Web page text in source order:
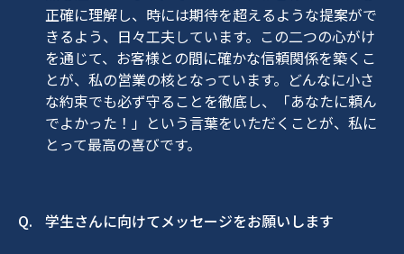
正確に理解し、時には期待を超えるような提案がで
きるよう、日々工夫しています。この二つの心がけ
を通じて、お客様との間に確かな信頼関係を築くこ
とが、私の営業の核となっています。どんなに小さ
な約束でも必ず守ることを徹底し、「あなたに頼ん
でよかった！」という言葉をいただくことが、私に
とって最高の喜びです。
学生さんに向けてメッセージをお願いします